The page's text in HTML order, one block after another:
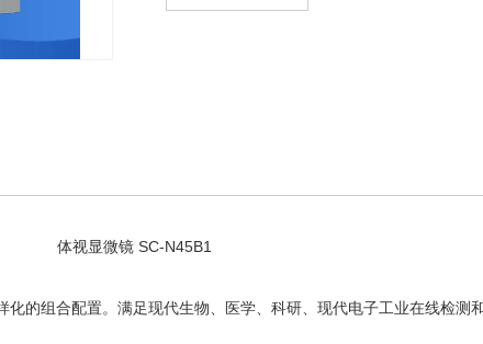
体视显微镜 SC-N45B1
的组合配置。满足现代生物、医学、科研、现代电子工业在线检测